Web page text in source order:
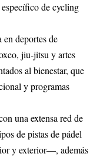
de cycling
deportes de
jiu-jitsu y artes
al bienestar, que
y programas
una extensa red de
de pistas de pádel
y exterior—, además